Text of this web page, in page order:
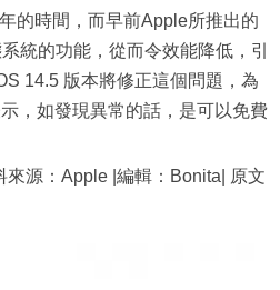
的時間，而早前Apple所推出的
統的功能，從而令效能降低，引
14.5 版本將修正這個問題，為
，如發現異常的話，是可以免費
源：Apple |編輯：Bonita| 原文